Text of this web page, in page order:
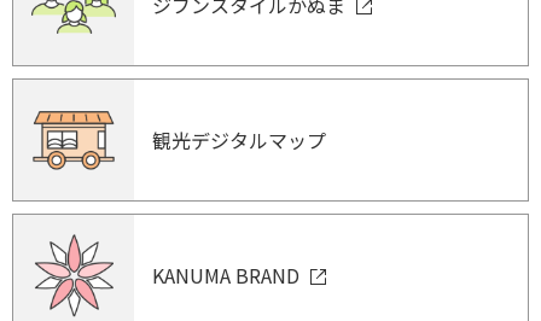
観光デジタルマップ
KANUMA BRAND